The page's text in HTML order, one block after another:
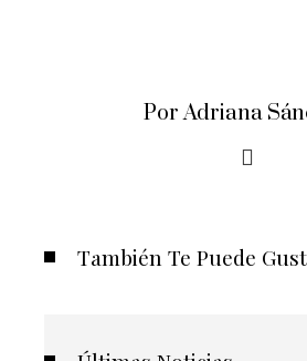
Por Adriana
También Te Puede